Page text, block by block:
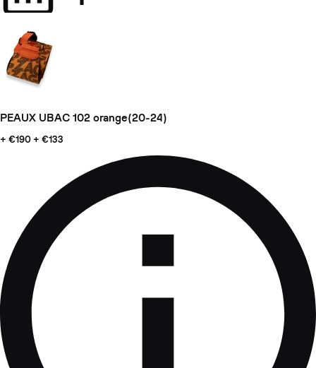
PEAUX UBAC 102 orange(20-24)
+ €190 + €133